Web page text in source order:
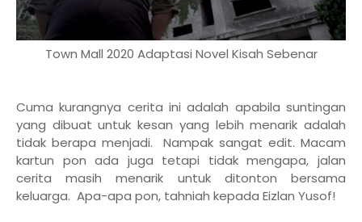
Town Mall 2020 Adaptasi Novel Kisah Sebenar
Cuma kurangnya cerita ini adalah apabila suntingan
yang dibuat untuk kesan yang lebih menarik adalah
tidak berapa menjadi. Nampak sangat edit. Macam
kartun pon ada juga tetapi tidak mengapa, jalan
cerita masih menarik untuk ditonton bersama
keluarga. Apa-apa pon, tahniah kepada Eizlan Yusof!